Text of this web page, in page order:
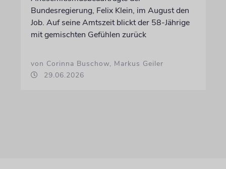
Bundesregierung, Felix Klein, im August den
Job. Auf seine Amtszeit blickt der 58-Jährige
mit gemischten Gefühlen zurück
von Corinna Buschow, Markus Geiler
29.06.2026